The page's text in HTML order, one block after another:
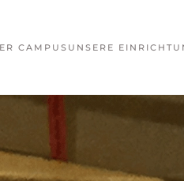
CAMPUS UNSERE